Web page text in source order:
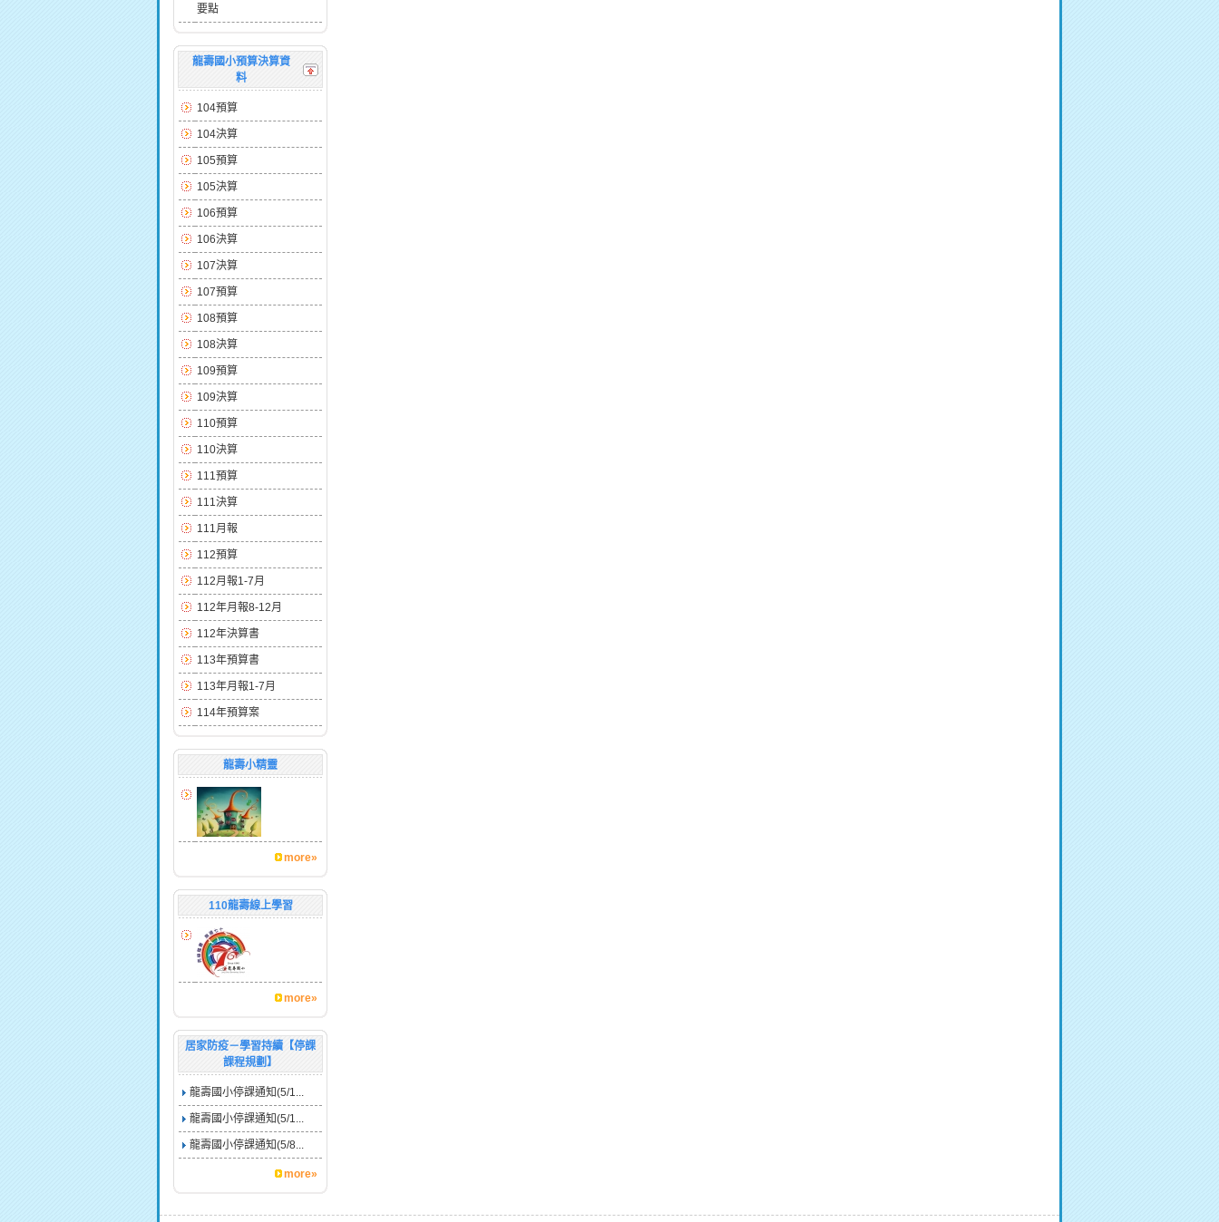
要點
龍壽國小預算決算資
料
104預算
104決算
105預算
105決算
106預算
106決算
107決算
107預算
108預算
108決算
109預算
109決算
110預算
110決算
111預算
111決算
111月報
112預算
112月報1-7月
112年月報8-12月
112年決算書
113年預算書
113年月報1-7月
114年預算案
龍壽小精靈
more»
110龍壽線上學習
more»
居家防疫－學習持續【停課
課程規劃】
龍壽國小停課通知(5/1...
龍壽國小停課通知(5/1...
龍壽國小停課通知(5/8...
more»